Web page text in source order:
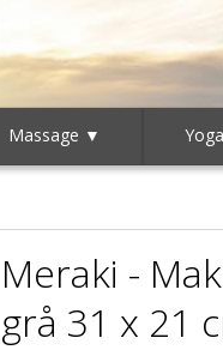
Massage ▼
Meraki -
grå 31 x 21